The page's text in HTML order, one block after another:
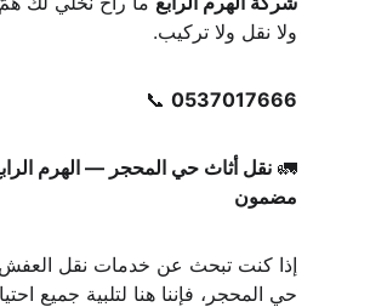
ولا نقل ولا تركيب.
📞 0537017666
🚛 نقل أثاث حي المحجر — الهرم
مضمون
إذا كنت تبحث عن خدمات نقل العفش
حي المحجر، فإننا هنا لتلبية جميع